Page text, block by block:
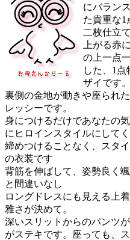
にバラン
た貴重な1
二枚仕立
上がる赤
の上一点
した、1
ザイです。
裏側の金地が動きや座られ
レッシーです。
身につけるだけであなたの
にヒロインスタイルにしてく
締めつけることなく、スタ
の衣装です
背筋を伸ばして、姿勢良く
と間違いなし
ロングドレスにも見える上
雅さが決めて。
深いスリットからのパンツ
がステキです。座っても、